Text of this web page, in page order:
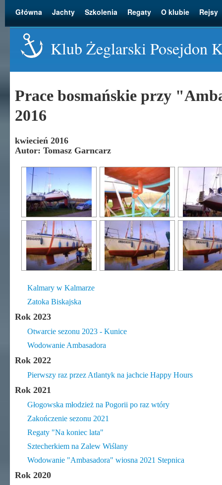
Główna Jachty Szkolenia Regaty O klubie Rejsy
Klub Żeglarski Posejdon
Prace bosmańskie przy
2016
kwiecień 2016
Autor: Tomasz Garncarz
Kalmary w Kalmarze
Zatoka Biskajska
Rok 2023
Otwarcie sezonu 2023 - Kunice
Wodowanie Ambasadora
Rok 2022
Pierwszy raz przez Atlantyk na jachcie Happy Hours
Rok 2021
Głogowska młodzież na Pogorii po raz wtóry
Zakończenie sezonu 2021
Regaty "Na koniec lata"
Sztecherkiem na Zalew Wiślany
Wodowanie "Ambasadora" wiosna 2021 Stepnica
Rok 2020